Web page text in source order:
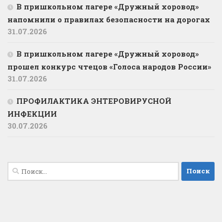
В пришкольном лагере «Дружный хоровод»
напомнили о правилах безопасности на дорогах
31.07.2026
В пришкольном лагере «Дружный хоровод»
прошел конкурс чтецов «Голоса народов России»
31.07.2026
ПРОФИЛАКТИКА ЭНТЕРОВИРУСНОЙ
ИНФЕКЦИИ
30.07.2026
Найти: